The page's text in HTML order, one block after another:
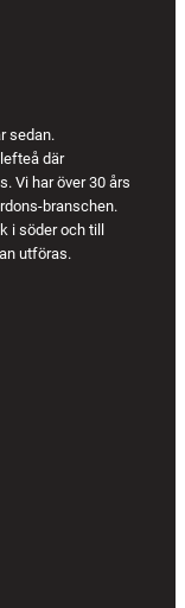
sedan.
där
Vi har över 30 års
branschen.
i söder och till
utföras.